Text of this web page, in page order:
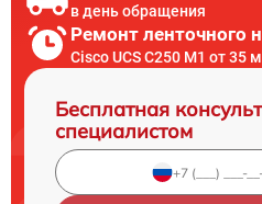
в день обращения
Ремонт ленточного
Cisco UCS C250 M1 от 35
Бесплатная
специалистом